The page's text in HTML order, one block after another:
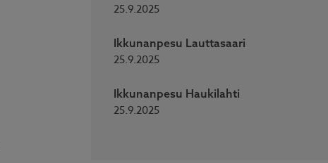
25.9.2025
Ikkunanpesu Lauttasaari
25.9.2025
Ikkunanpesu Haukilahti
25.9.2025